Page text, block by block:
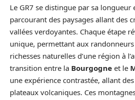
Le GR7 se distingue par sa longueur
parcourant des paysages allant des
vallées verdoyantes. Chaque étape
unique, permettant aux randonneurs
richesses naturelles d’une région à
transition entre la Bourgogne et le
une expérience contrastée, allant
plateaux volcaniques. Ces